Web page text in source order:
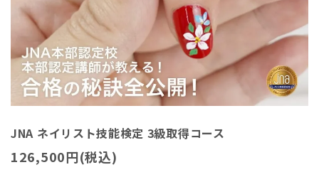
JNA ネイリスト技能検定 3級取得コース
126,500円(税込)